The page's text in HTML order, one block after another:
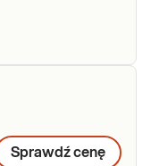
Sprawdź cenę